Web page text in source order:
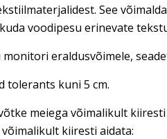
See
voodipesu erinevate
eraldusvõimele,
tolerants kuni 5 cm.
meiega võimalikult
kiiresti aidata: